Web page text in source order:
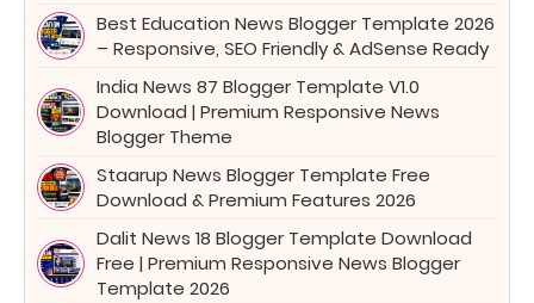
Best Education News Blogger Template 2026
– Responsive, SEO Friendly & AdSense Ready
India News 87 Blogger Template V1.0
Download | Premium Responsive News
Blogger Theme
Staarup News Blogger Template Free
Download & Premium Features 2026
Dalit News 18 Blogger Template Download
Free | Premium Responsive News Blogger
Template 2026